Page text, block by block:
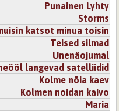
Punainen Lyhty
Storms
katsot minua toisin
Teised silmad
Unenäojumal
langevad satelliidid
Kolme nõia kaev
Kolmen noidan kaivo
Maria